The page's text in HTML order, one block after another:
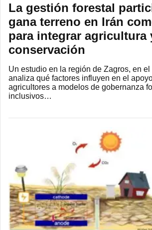
La gestión forestal
gana terreno en Irán
para integrar agricultura
conservación
Un estudio en la región de Zagros, en el
analiza qué factores influyen en el
agricultores a modelos de gobernanza
inclusivos…